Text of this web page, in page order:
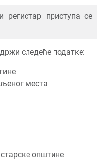
регистар приступа се
следеће податке:
места
општине